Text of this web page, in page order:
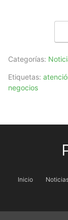
Categorías:
Etiquetas:
negocios
Inicio